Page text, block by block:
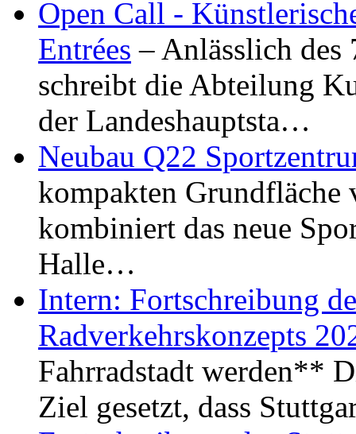
Open Call -
Entrées – Anlässlich
schreibt die Abteilung
der Landeshauptsta…
Neubau Q22
kompakten Grundfläche
kombiniert das neue
Halle…
Intern: Fortschreibung
Radverkehrskonzepts
Fahrradstadt werden**
Ziel gesetzt, dass